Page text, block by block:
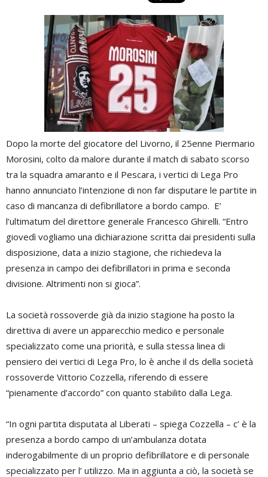
Dopo la morte del giocatore del Livorno, il 25enne Piermario
Morosini, colto da malore durante il match di sabato scorso
tra la squadra amaranto e il Pescara, i vertici di Lega Pro
hanno annunciato l’intenzione di non far disputare le partite in
caso di mancanza di defibrillatore a bordo campo. E’
l’ultimatum del direttore generale Francesco Ghirelli. “Entro
giovedì vogliamo una dichiarazione scritta dai presidenti sulla
disposizione, data a inizio stagione, che richiedeva la
presenza in campo dei defibrillatori in prima e seconda
divisione. Altrimenti non si gioca”.
La società rossoverde già da inizio stagione ha posto la
direttiva di avere un apparecchio medico e personale
specializzato come una priorità, e sulla stessa linea di
pensiero dei vertici di Lega Pro, lo è anche il ds della società
rossoverde Vittorio Cozzella, riferendo di essere
“pienamente d’accordo” con quanto stabilito dalla Lega.
“In ogni partita disputata al Liberati – spiega Cozzella – c’ è la
presenza a bordo campo di un’ambulanza dotata
inderogabilmente di un proprio defibrillatore e di personale
specializzato per l’ utilizzo. Ma in aggiunta a ciò, la società se